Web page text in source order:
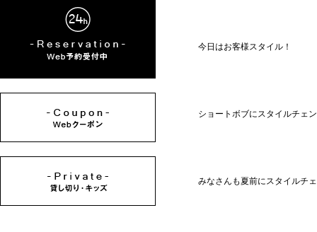
今日はお客様スタイル！
ショートボブにスタイルチェ
みなさんも夏前にスタイルチ